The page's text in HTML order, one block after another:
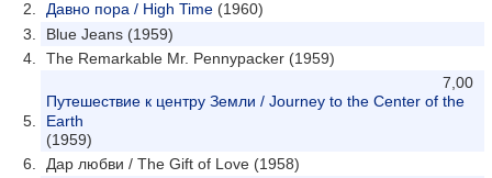
Давно пора / High Time (1960)
Blue Jeans (1959)
The Remarkable Mr. Pennypacker (1959)
7,00
Путешествие к центру Земли / Journey to the Center of the
Earth
(1959)
Дар любви / The Gift of Love (1958)